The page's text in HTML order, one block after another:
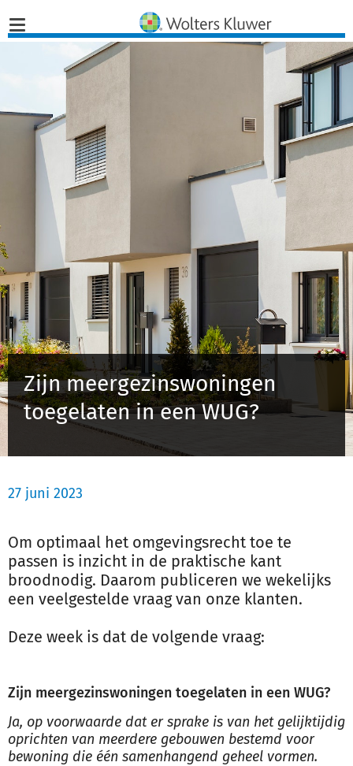
Nieuws
Opinies
Infographics
Producten
Opleidingen
Juridisch Advies
Schulinck Omgevingsrecht Databank
Over ons
Registreren
Zijn meergezinswoningen
toegelaten in een WUG?
27 juni 2023
Om optimaal het omgevingsrecht toe te
passen is inzicht in de praktische kant
broodnodig. Daarom publiceren we wekelijks
een veelgestelde vraag van onze klanten.
Deze week is dat de volgende vraag:
Zijn meergezinswoningen toegelaten in een WUG?
Ja, op voorwaarde dat er sprake is van het gelijktijdig
oprichten van meerdere gebouwen bestemd voor
bewoning die één samenhangend geheel vormen.